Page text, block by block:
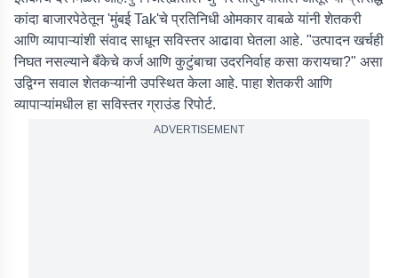
कांदा बाजारपेठेतून 'मुंबई Tak'चे प्रतिनिधी ओमकार वाबळे यांनी शेतकरी
आणि व्यापाऱ्यांशी संवाद साधून सविस्तर आढावा घेतला आहे. "उत्पादन खर्चही
निघत नसल्याने बँकेचे कर्ज आणि कुटुंबाचा उदरनिर्वाह कसा करायचा?" असा
उद्विग्न सवाल शेतकऱ्यांनी उपस्थित केला आहे. पाहा शेतकरी आणि
व्यापाऱ्यांमधील हा सविस्तर ग्राउंड रिपोर्ट.
ADVERTISEMENT